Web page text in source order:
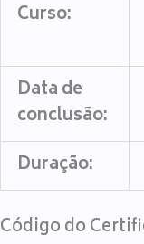
Curso:
Data de
conclusão:
Duração:
Código do